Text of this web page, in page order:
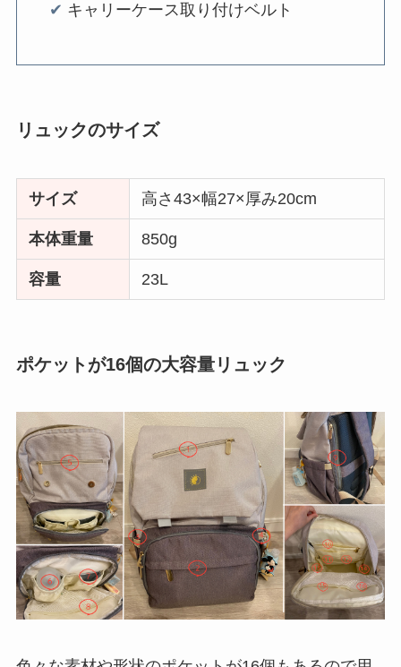
✔︎ キャリーケース取り付けベルト
リュックのサイズ
サイズ 高さ43×幅27×厚み20cm
本体重量 850g
容量 23L
ポケットが16個の大容量リュック